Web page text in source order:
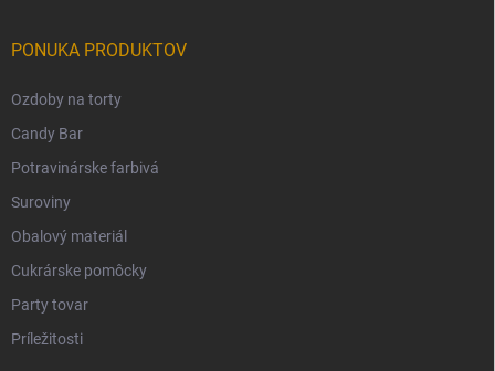
PONUKA PRODUKTOV
Ozdoby na torty
Candy Bar
Potravinárske farbivá
Suroviny
Obalový materiál
Cukrárske pomôcky
Party tovar
Príležitosti